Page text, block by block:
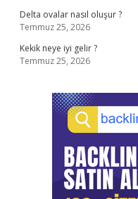
Delta ovalar nasıl oluşur ?
Temmuz 25, 2026
Kekik neye iyi gelir ?
Temmuz 25, 2026